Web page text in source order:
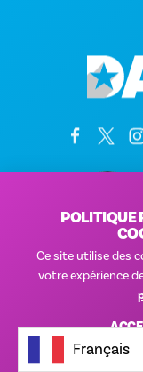
POLITIQUE
Ce site utilise des
votre expérience
Français